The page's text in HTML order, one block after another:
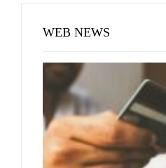
WEB NEWS